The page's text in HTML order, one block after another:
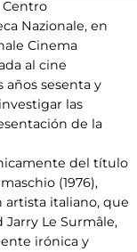
Centro
Nazionale, en
Cinema
al cine
sesenta y
las
de la
del título
(1976),
italiano, que
Jarry Le Surmâle,
irónica y